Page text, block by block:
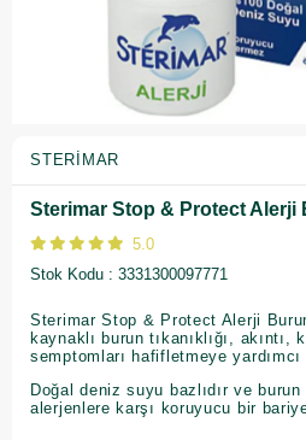
STERIMAR
Sterimar Stop & Protect Alerji
5.0
Stok Kodu
3331300097771
Sterimar Stop & Protect Alerji
kaynaklı burun tıkanıklığı, akıntı,
semptomları hafifletmeye yardımcı
Doğal deniz suyu bazlıdır ve
alerjenlere karşı koruyucu bir